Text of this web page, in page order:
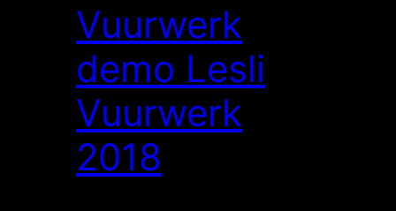
Vuurwerk
demo Lesli
Vuurwerk
2018